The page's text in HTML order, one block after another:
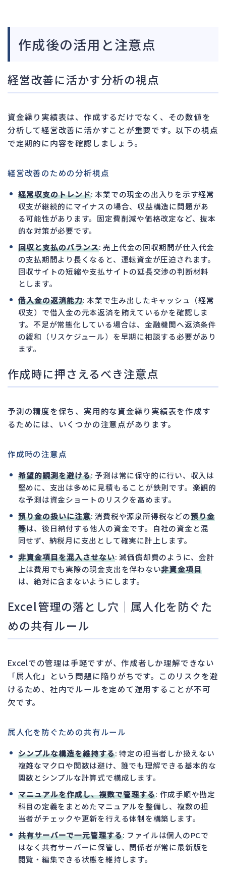
作成後の活用と注意点
経営改善に活かす分析の視点
資金繰り実績表は、作成するだけでなく、その数値を
分析して経営改善に活かすことが重要です。以下の視点
で定期的に内容を確認しましょう。
経営改善のための分析視点
経常収支のトレンド: 本業での現金の出入りを示す経常
収支が継続的にマイナスの場合、収益構造に問題があ
る可能性があります。固定費削減や価格改定など、抜本
的な対策が必要です。
回収と支払のバランス: 売上代金の回収期間が仕入代金
の支払期間より長くなると、運転資金が圧迫されます。
回収サイトの短縮や支払サイトの延長交渉の判断材料
とします。
借入金の返済能力: 本業で生み出したキャッシュ（経常
収支）で借入金の元本返済を賄えているかを確認しま
す。不足が常態化している場合は、金融機関へ返済条件
の緩和（リスケジュール）を早期に相談する必要があり
ます。
作成時に押さえるべき注意点
予測の精度を保ち、実用的な資金繰り実績表を作成す
るためには、いくつかの注意点があります。
作成時の注意点
希望的観測を避ける: 予測は常に保守的に行い、収入は
堅めに、支出は多めに見積もることが鉄則です。楽観的
な予測は資金ショートのリスクを高めます。
預り金の扱いに注意: 消費税や源泉所得税などの預り金
等は、後日納付する他人の資金です。自社の資金と混
同せず、納税月に支出として確実に計上します。
非資金項目を混入させない: 減価償却費のように、会計
上は費用でも実際の現金支出を伴わない非資金項目
は、絶対に含まないようにします。
Excel管理の落とし穴｜属人化を防ぐた
めの共有ルール
Excelでの管理は手軽ですが、作成者しか理解できない
「属人化」という問題に陥りがちです。このリスクを避
けるため、社内でルールを定めて運用することが不可
欠です。
属人化を防ぐための共有ルール
シンプルな構造を維持する: 特定の担当者しか扱えない
複雑なマクロや関数は避け、誰でも理解できる基本的な
関数とシンプルな計算式で構成します。
マニュアルを作成し、複数で管理する: 作成手順や勘定
科目の定義をまとめたマニュアルを整備し、複数の担
当者がチェックや更新を行える体制を構築します。
共有サーバーで一元管理する: ファイルは個人のPCで
はなく共有サーバーに保管し、関係者が常に最新版を
閲覧・編集できる状態を維持します。